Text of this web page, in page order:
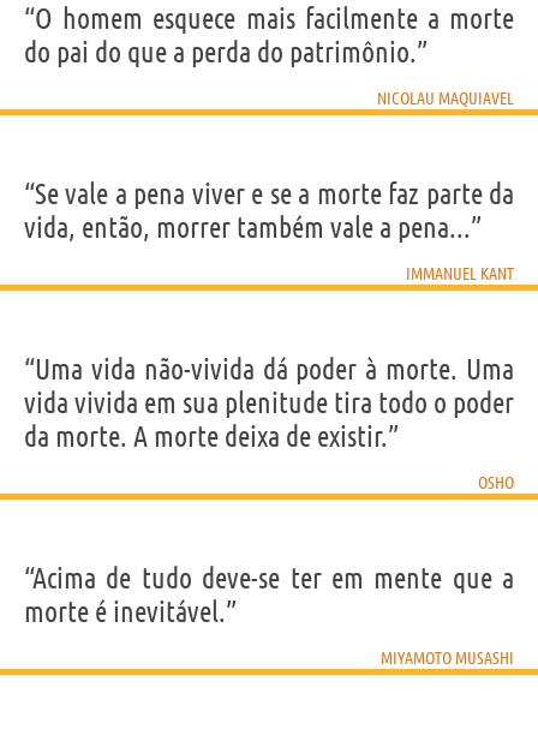
“O homem esquece mais facilmente a morte
do pai do que a perda do patrimônio.”
NICOLAU MAQUIAVEL
“Se vale a pena viver e se a morte faz parte da
vida, então, morrer também vale a pena...”
IMMANUEL KANT
“Uma vida não-vivida dá poder à morte. Uma
vida vivida em sua plenitude tira todo o poder
da morte. A morte deixa de existir.”
OSHO
“Acima de tudo deve-se ter em mente que a
morte é inevitável.”
MIYAMOTO MUSASHI